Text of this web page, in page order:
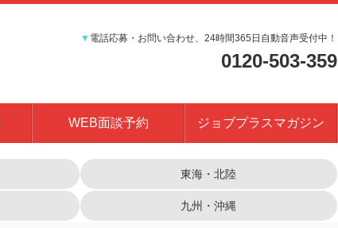
▼ 電話応募・お問い合わせ、24時間365日自動音声受付中！
0120-503-359
WEB面談予約 ジョブプラスマガジン
東海・北陸
九州・沖縄